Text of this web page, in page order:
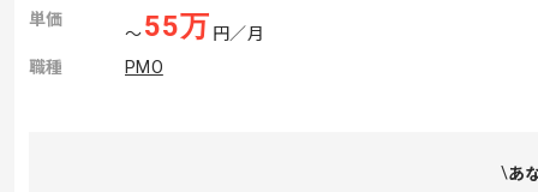
単価
〜55万 円／月
職種
PMO
あ